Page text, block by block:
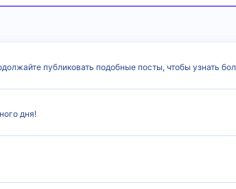
публиковать подобные посты, чтобы узнать
дня!